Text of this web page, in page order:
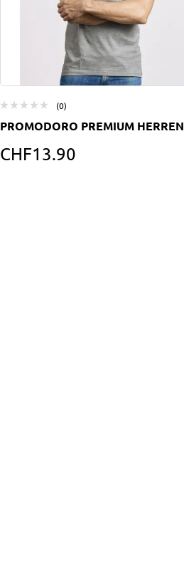
(0)
PROMODORO PREMIUM HERREN
CHF13.90